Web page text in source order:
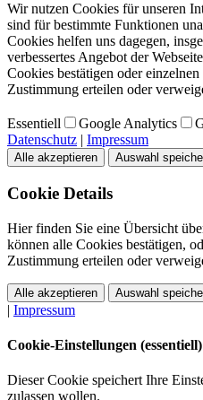
Wir nutzen Cookies für unseren
sind für bestimmte Funktionen
Cookies helfen uns dagegen,
verbessertes Angebot der
Cookies bestätigen oder
Zustimmung erteilen oder
Essentiell Google Analytics
Datenschutz | Impressum
Alle akzeptieren Auswahl
Cookie Details
Hier finden Sie eine Übersicht
können alle Cookies bestätigen,
Zustimmung erteilen oder
Alle akzeptieren Auswahl
| Impressum
Cookie-Einstellungen (essentiell)
Dieser Cookie speichert Ihre
zulassen wollen.